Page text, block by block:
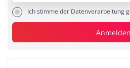
Ich stimme der Datenverarbeitung
Anmelden